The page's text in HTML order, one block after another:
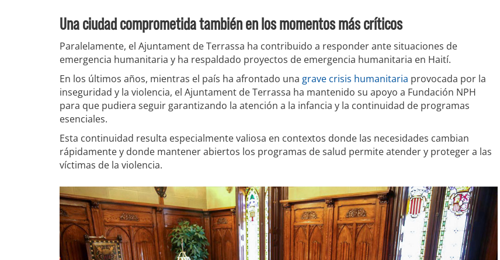
Una ciudad comprometida también en los momentos más críticos
Paralelamente, el Ajuntament de Terrassa ha contribuido a responder ante situaciones de
emergencia humanitaria y ha respaldado proyectos de emergencia humanitaria en Haití.
En los últimos años, mientras el país ha afrontado una grave crisis humanitaria provocada por la
inseguridad y la violencia, el Ajuntament de Terrassa ha mantenido su apoyo a Fundación NPH
para que pudiera seguir garantizando la atención a la infancia y la continuidad de programas
esenciales.
Esta continuidad resulta especialmente valiosa en contextos donde las necesidades cambian
rápidamente y donde mantener abiertos los programas de salud permite atender y proteger a las
víctimas de la violencia.